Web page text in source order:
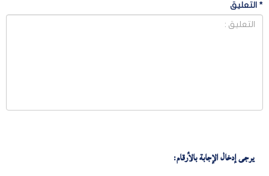
* التعليق
يرجى إدخال الإجابة بالأرقام: